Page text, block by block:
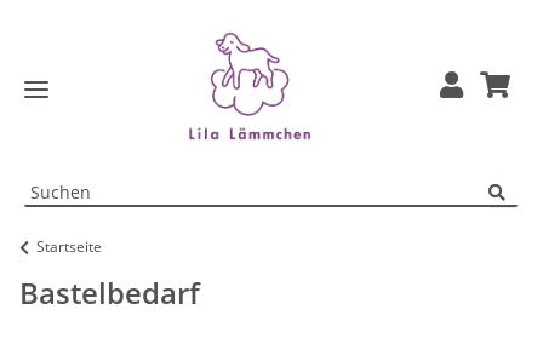
Startseite
Bastelbedarf